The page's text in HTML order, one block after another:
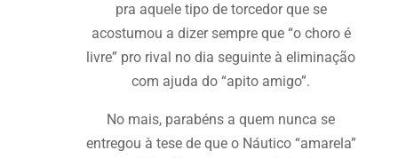
pra aquele tipo de torcedor que se
acostumou a dizer sempre que “o choro é
livre” pro rival no dia seguinte à eliminação
com ajuda do “apito amigo”.
No mais, parabéns a quem nunca se
entregou à tese de que o Náutico “amarela”